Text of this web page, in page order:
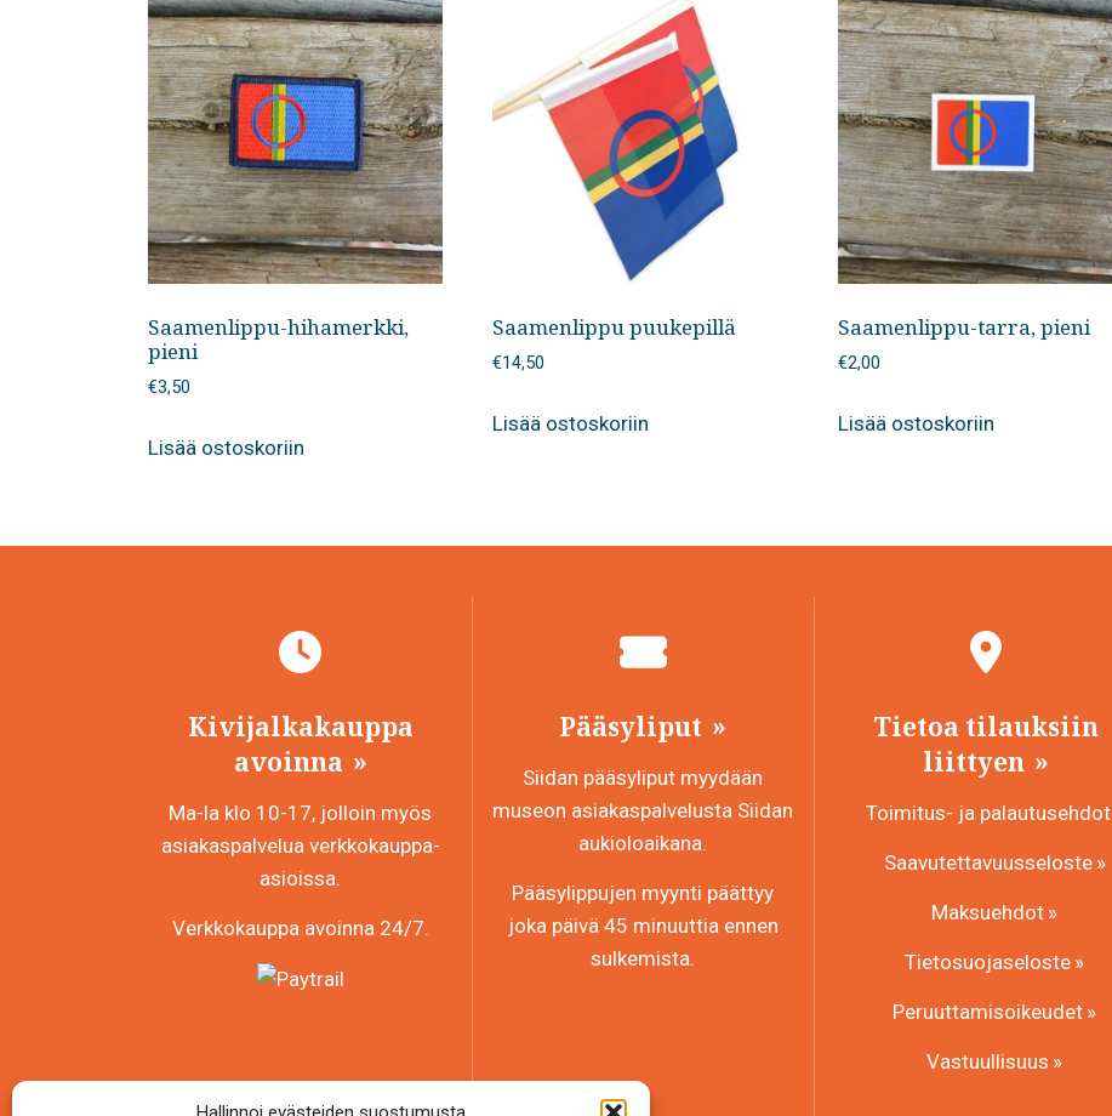
Saamenlippu-hihamerkki,
pieni
€3,50
Lisää ostoskoriin
Saamenlippu puukepillä
€14,50
Lisää ostoskoriin
Saamenlippu-tarra, pieni
€2,00
Lisää ostoskoriin
Kivijalkakauppa
avoinna
Ma-la klo 10-17, jolloin myös
asiakaspalvelua verkkokauppa-
asioissa.
Verkkokauppa avoinna 24/7.
Pääsyliput
Siidan pääsyliput myydään
museon asiakaspalvelusta Siidan
aukioloaikana.
Pääsylippujen myynti päättyy
joka päivä 45 minuuttia ennen
sulkemista.
Tietoa tilauksiin
liittyen
Toimitus- ja palautusehdot
Saavutettavuusseloste
Maksuehdot
Tietosuojaseloste
Peruuttamisoikeudet
Vastuullisuus